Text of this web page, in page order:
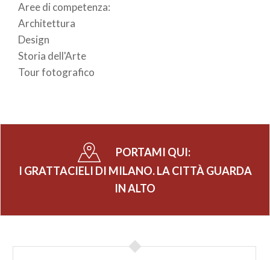
Aree di competenza:
Architettura
Design
Storia dell'Arte
Tour fotografico
PORTAMI QUI:
I GRATTACIELI DI MILANO. LA CITTÀ GUARDA
IN ALTO